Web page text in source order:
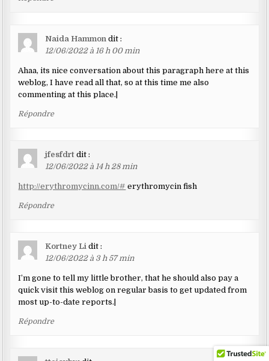
Naida Hammon dit :
12/06/2022 à 16 h 00 min
Ahaa, its nice conversation about this paragraph here at this
weblog, I have read all that, so at this time me also
commenting at this place.|
Répondre
jfesfdrt dit :
12/06/2022 à 14 h 28 min
http://erythromycinn.com/# erythromycin fish
Répondre
Kortney Li dit :
12/06/2022 à 3 h 57 min
I’m gone to tell my little brother, that he should also pay a
quick visit this weblog on regular basis to get updated from
most up-to-date reports.|
Répondre